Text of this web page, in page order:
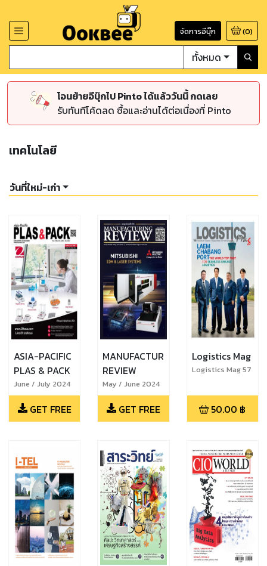
จัดการอีบุ๊ก (0)
ทั้งหมด
โอนย้ายอีบุ๊กไป Pinto ได้แล้ววันนี้ กดเลย
รับทันทีโค้ดลด ซื้อและอ่านได้ต่อเนื่องที่ Pinto
เทคโนโลยี
วันที่ใหม่-เก่า
ASIA-PACIFIC
PLAS & PACK
June / July 2024
GET FREE
MANUFACTURING
REVIEW
May / June 2024
GET FREE
Logistics Mag
Logistics Mag 57
50.00 ฿